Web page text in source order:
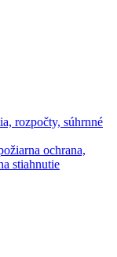
rozpočty, súhrnné
ochrana,
stiahnutie